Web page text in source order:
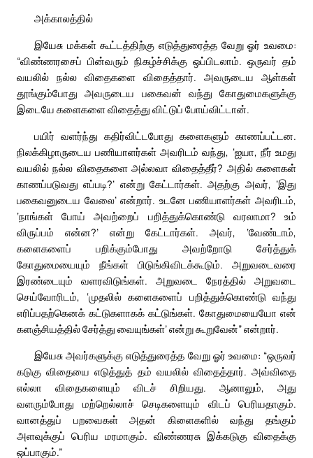
அக்காலத்தில்
இயேசு மக்கள் கூட்டத்திற்கு எடுத்துரைத்த வேறு ஓர் உவமை:
“விண்ணரசைப் பின்வரும் நிகழ்ச்சிக்கு ஒப்பிடலாம். ஒருவர் தம்
வயலில் நல்ல விதைகளை விதைத்தார். அவருடைய ஆள்கள்
தூங்கும்போது அவருடைய பகைவன் வந்து கோதுமைகளுக்கு
இடையே களைகளை விதைத்து விட்டுப் போய்விட்டான்.
பயிர் வளர்ந்து கதிர்விட்டபோது களைகளும் காணப்பட்டன.
நிலக்கிழாருடைய பணியாளர்கள் அவரிடம் வந்து, ‘ஐயா, நீர் உமது
வயலில் நல்ல விதைகளை அல்லவா விதைத்தீர்? அதில் களைகள்
காணப்படுவது எப்படி?’ என்று கேட்டார்கள். அதற்கு அவர், ‘இது
பகைவனுடைய வேலை’ என்றார். உடனே பணியாளர்கள் அவரிடம்,
‘நாங்கள் போய் அவற்றைப் பறித்துக்கொண்டு வரலாமா? உம்
விருப்பம் என்ன?’ என்று கேட்டார்கள். அவர், ‘வேண்டாம்,
களைகளைப் பறிக்கும்போது அவற்றோடு சேர்த்துக்
கோதுமையையும் நீங்கள் பிடுங்கிவிடக்கூடும். அறுவடைவரை
இரண்டையும் வளரவிடுங்கள். அறுவடை நேரத்தில் அறுவடை
செய்வோரிடம், ‘முதலில் களைகளைப் பறித்துக்கொண்டு வந்து
எரிப்பதற்கெனக் கட்டுகளாகக் கட்டுங்கள். கோதுமையையோ என்
களஞ்சியத்தில் சேர்த்து வையுங்கள்’ என்று கூறுவேன்” என்றார்.
இயேசு அவர்களுக்கு எடுத்துரைத்த வேறு ஓர் உவமை: “ஒருவர்
கடுகு விதையை எடுத்துத் தம் வயலில் விதைத்தார். அவ்விதை
எல்லா விதைகளையும் விடச் சிறியது. ஆனாலும், அது
வளரும்போது மற்றெல்லாச் செடிகளையும் விடப் பெரியதாகும்.
வானத்துப் பறவைகள் அதன் கிளைகளில் வந்து தங்கும்
அளவுக்குப் பெரிய மரமாகும். விண்ணரசு இக்கடுகு விதைக்கு
ஒப்பாகும்.”